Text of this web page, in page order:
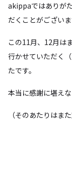
akippaではありが
だくことがございま
この11月、12月は
行かせていただく
たです。
本当に感謝に堪え
（そのあたりはま